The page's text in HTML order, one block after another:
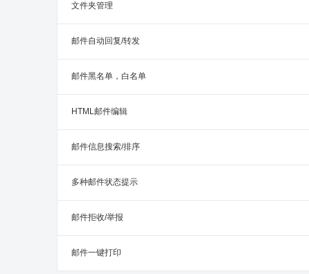
文件夹管理
邮件自动回复/转发
邮件黑名单，白名单
HTML邮件编辑
邮件信息搜索/排序
多种邮件状态提示
邮件拒收/举报
邮件一键打印